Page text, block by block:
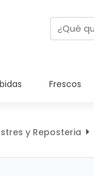
Frescos
y Reposteria